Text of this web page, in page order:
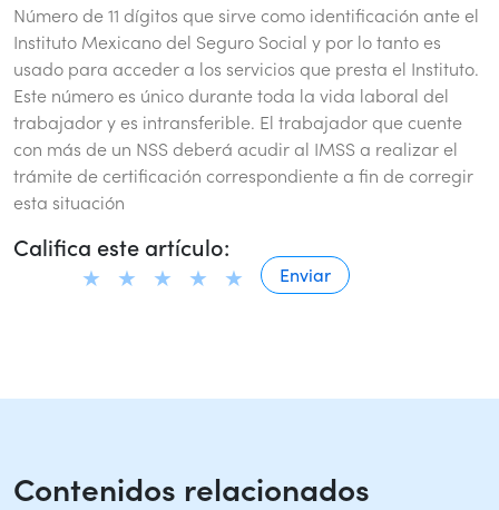
Número de 11 dígitos que sirve como identificación ante el
Instituto Mexicano del Seguro Social y por lo tanto es
usado para acceder a los servicios que presta el Instituto.
Este número es único durante toda la vida laboral del
trabajador y es intransferible. El trabajador que cuente
con más de un NSS deberá acudir al IMSS a realizar el
trámite de certificación correspondiente a fin de corregir
esta situación
Califica este artículo:
Contenidos relacionados